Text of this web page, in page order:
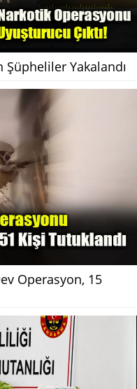
Yakalandı
Operasyon, 15